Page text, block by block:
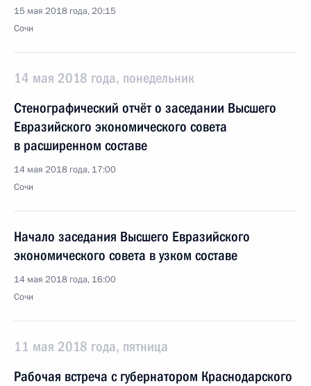
15 мая 2018 года, 20:15
Сочи
14 мая 2018 года, понедельник
Стенографический отчёт о заседании Высшего
Евразийского экономического совета
в расширенном составе
14 мая 2018 года, 17:00
Сочи
Начало заседания Высшего Евразийского
экономического совета в узком составе
14 мая 2018 года, 16:00
Сочи
11 мая 2018 года, пятница
Рабочая встреча с губернатором Краснодарского